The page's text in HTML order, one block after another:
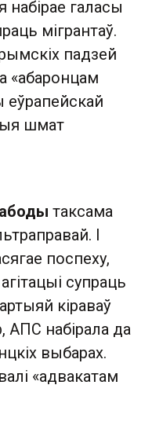
набірае галасы
мігрантаў.
падзей
«абаронцам
шмат
таксама
І
поспеху,
супраць
кіраваў
набірала да
выбарах.
«адвакатам